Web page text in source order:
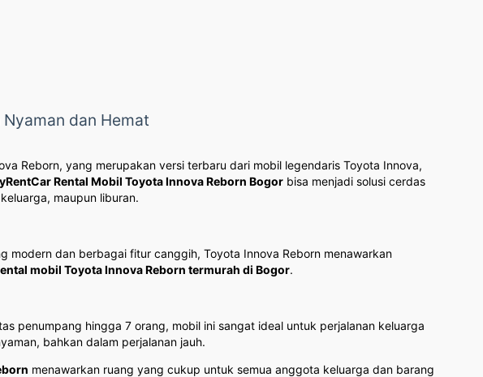
dan Hemat
Reborn, yang merupakan versi terbaru dari mobil legendaris Toyota Innova,
Rental Mobil Toyota Innova Reborn Bogor bisa menjadi solusi cerdas
maupun liburan.
modern dan berbagai fitur canggih, Toyota Innova Reborn menawarkan
mobil Toyota Innova Reborn termurah di Bogor.
penumpang hingga 7 orang, mobil ini sangat ideal untuk perjalanan keluarga
bahkan dalam perjalanan jauh.
menawarkan ruang yang cukup untuk semua anggota keluarga dan barang